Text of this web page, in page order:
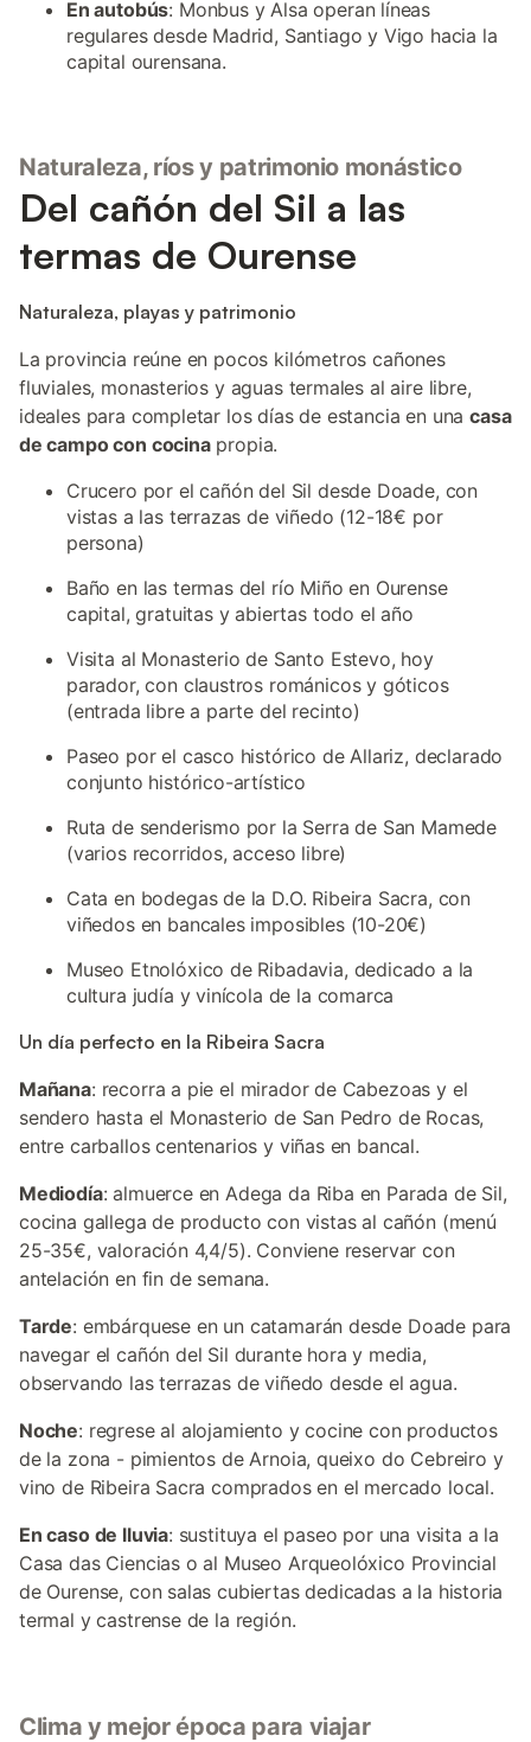
En autobús: Monbus y Alsa operan líneas
regulares desde Madrid, Santiago y Vigo hacia la
capital ourensana.
Naturaleza, ríos y patrimonio monástico
Del cañón del Sil a las
termas de Ourense
Naturaleza, playas y patrimonio
La provincia reúne en pocos kilómetros cañones
fluviales, monasterios y aguas termales al aire libre,
ideales para completar los días de estancia en unacasa
de campo con cocinapropia.
Crucero por el cañón del Sil desde Doade, con
vistas a las terrazas de viñedo (12-18€ por
persona)
Baño en las termas del río Miño en Ourense
capital, gratuitas y abiertas todo el año
Visita al Monasterio de Santo Estevo, hoy
parador, con claustros románicos y góticos
(entrada libre a parte del recinto)
Paseo por el casco histórico de Allariz, declarado
conjunto histórico-artístico
Ruta de senderismo por la Serra de San Mamede
(varios recorridos, acceso libre)
Cata en bodegas de la D.O. Ribeira Sacra, con
viñedos en bancales imposibles (10-20€)
Museo Etnolóxico de Ribadavia, dedicado a la
cultura judía y vinícola de la comarca
Un día perfecto en la Ribeira Sacra
Mañana: recorra a pie el mirador de Cabezoas y el
sendero hasta el Monasterio de San Pedro de Rocas,
entre carballos centenarios y viñas en bancal.
Mediodía: almuerce en Adega da Riba en Parada de Sil,
cocina gallega de producto con vistas al cañón (menú
25-35€, valoración 4,4/5). Conviene reservar con
antelación en fin de semana.
Tarde: embárquese en un catamarán desde Doade para
navegar el cañón del Sil durante hora y media,
observando las terrazas de viñedo desde el agua.
Noche: regrese al alojamiento y cocine con productos
de la zona - pimientos de Arnoia, queixo do Cebreiro y
vino de Ribeira Sacra comprados en el mercado local.
En caso de lluvia: sustituya el paseo por una visita a la
Casa das Ciencias o al Museo Arqueolóxico Provincial
de Ourense, con salas cubiertas dedicadas a la historia
termal y castrense de la región.
Clima y mejor época para viajar